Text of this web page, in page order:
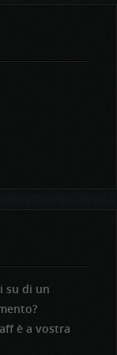
su di un
è a vostra